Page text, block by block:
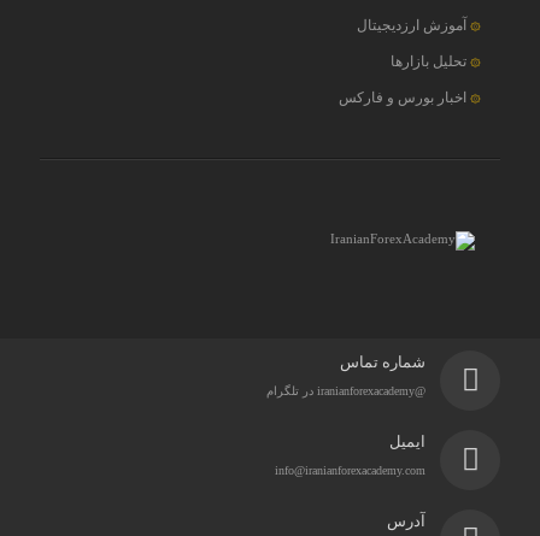
آموزش ارزدیجیتال
تحلیل بازارها
اخبار بورس و فارکس
شماره تماس
@iranianforexacademy در تلگرام
ایمیل
info@iranianforexacademy.com
آدرس